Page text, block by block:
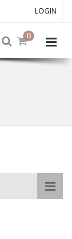
LOGIN
0